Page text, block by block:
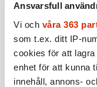
Ansvarsfull
Vi och våra 363
som t.ex. ditt IP-
cookies för att
enhet för att kunna
innehåll, annons-
eller mamma
jordmånen
den rabatten får
som kräver